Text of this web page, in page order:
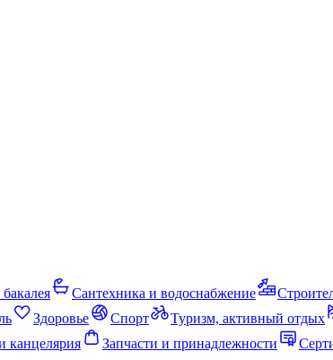
Сантехника и водоснабжение
Здоровье Спорт Туризм, активный отдых
канцелярия Запчасти и принадлежности